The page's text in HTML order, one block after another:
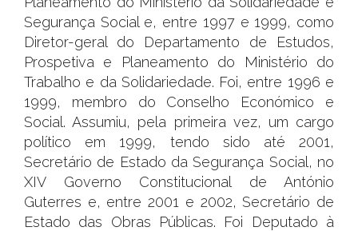
Segurança Social e, entre 1997 e 1999, como
Diretor-geral do Departamento de Estudos,
Prospetiva e Planeamento do Ministério do
Trabalho e da Solidariedade. Foi, entre 1996 e
1999, membro do Conselho Económico e
Social. Assumiu, pela primeira vez, um cargo
político em 1999, tendo sido até 2001,
Secretário de Estado da Segurança Social, no
XIV Governo Constitucional de António
Guterres e, entre 2001 e 2002, Secretário de
Estado das Obras Públicas. Foi Deputado à